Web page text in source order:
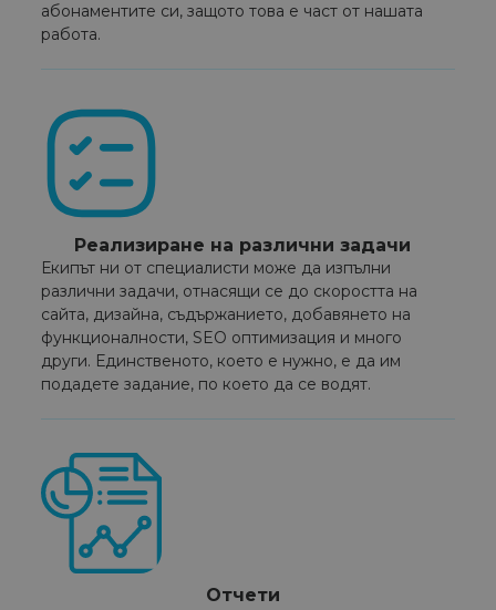
абонаментите си, защото това е част от нашата
работа.
Реализиране на различни задачи
Екипът ни от специалисти може да изпълни
различни задачи, отнасящи се до скоростта на
сайта, дизайна, съдържанието, добавянето на
функционалности, SEO оптимизация и много
други. Единственото, което е нужно, е да им
подадете задание, по което да се водят.
Отчети